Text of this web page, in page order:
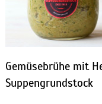
Gemüsebrühe mit
Suppengrundstock